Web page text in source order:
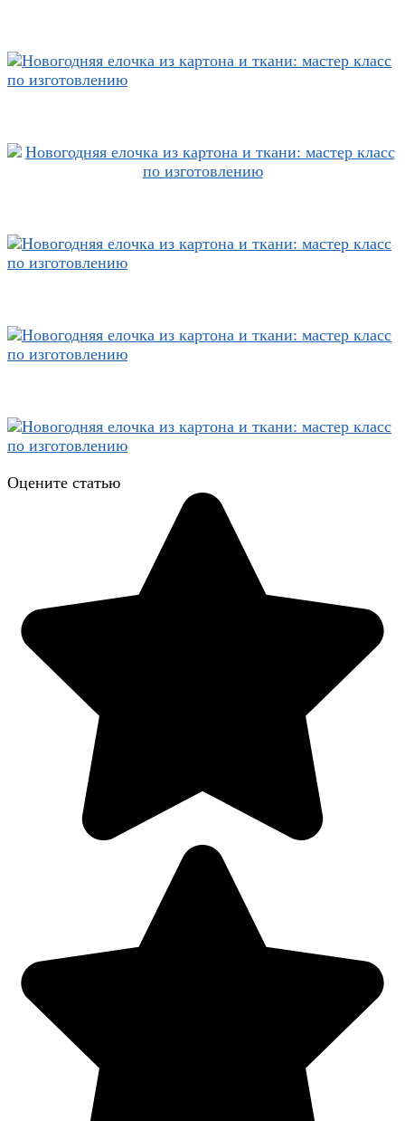
Оцените статью